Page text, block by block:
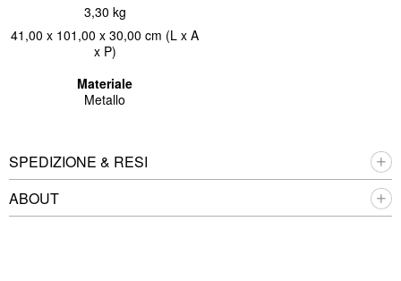
3,30 kg
41,00 x 101,00 x 30,00 cm (L x A
x P)
Materiale
Metallo
SPEDIZIONE & RESI
ABOUT